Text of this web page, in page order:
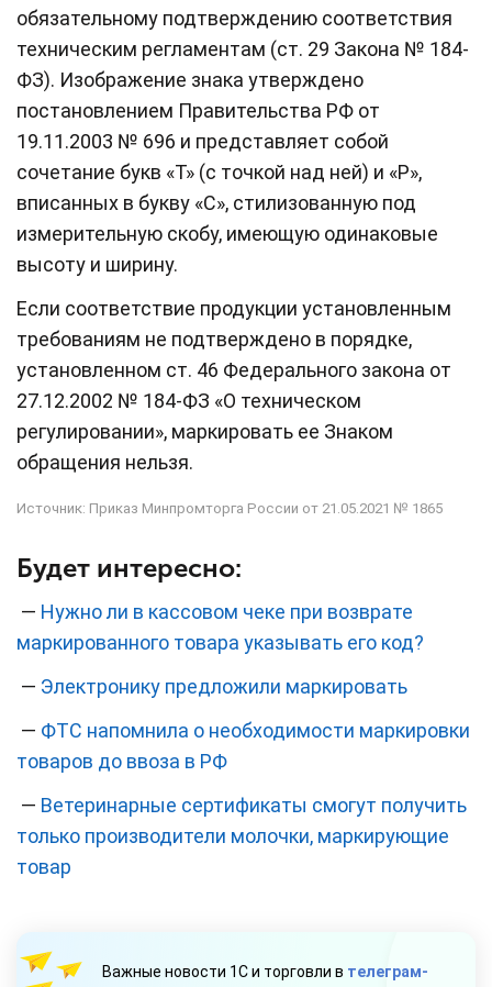
обязательному подтверждению соответствия
техническим регламентам (ст. 29 Закона № 184-
ФЗ). Изображение знака утверждено
постановлением Правительства РФ от
19.11.2003 № 696 и представляет собой
сочетание букв «Т» (с точкой над ней) и «Р»,
вписанных в букву «С», стилизованную под
измерительную скобу, имеющую одинаковые
высоту и ширину.
Если соответствие продукции установленным
требованиям не подтверждено в порядке,
установленном ст. 46 Федерального закона от
27.12.2002 № 184-ФЗ «О техническом
регулировании», маркировать ее Знаком
обращения нельзя.
Источник: Приказ Минпромторга России от 21.05.2021 № 1865
Будет интересно:
— Нужно ли в кассовом чеке при возврате
маркированного товара указывать его код?
— Электронику предложили маркировать
— ФТС напомнила о необходимости маркировки
товаров до ввоза в РФ
— Ветеринарные сертификаты смогут получить
только производители молочки, маркирующие
товар
Важные новости 1С и торговли в телеграм-